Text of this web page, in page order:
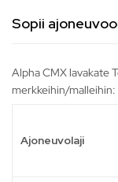
Sopii
Alpha CMX lavakate
merkkeihin/malleihin:
Ajoneuvolaji